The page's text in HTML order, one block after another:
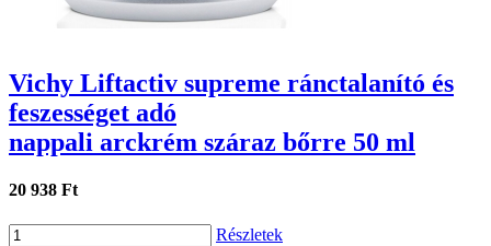
Vichy Liftactiv supreme ránctalanító és
feszességet adó
nappali arckrém száraz bőrre 50 ml
20 938 Ft
Részletek